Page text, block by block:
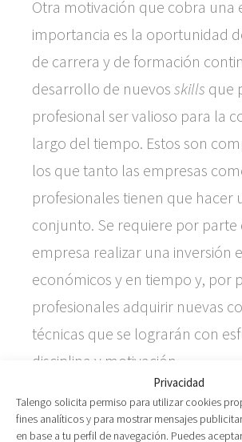
Privacidad
Talengo solicita permiso para utilizar cookies
fines analíticos y para mostrar mensajes
en base a tu perfil de navegación. Puedes
Otra motivación que cobra una
importancia es la oportunidad
de carrera y de formación
desarrollo de nuevos skills que
profesional ser valioso para la
largo del tiempo. Estos son
los que tanto las empresas
profesionales tienen que hacer
conjunto. Se requiere por parte
empresa realizar una inversión
económicos y en tiempo y, por
profesionales adquirir nuevas
técnicas que se lograrán con
disciplina y motivación.
Por lo tanto, en México
buscar solo la mejora salarial y